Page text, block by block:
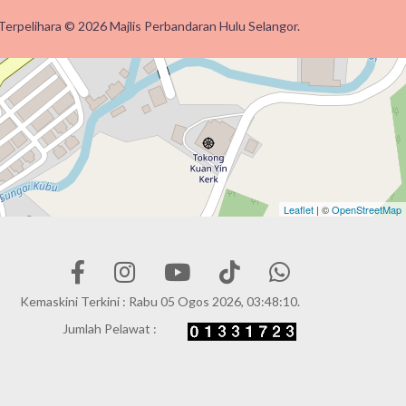
© 2026 Majlis Perbandaran Hulu Selangor.
Leaflet | ©OpenStreetMap
Kemaskini Terkini : Rabu 05 Ogos 2026, 03:48:10.
Jumlah Pelawat :